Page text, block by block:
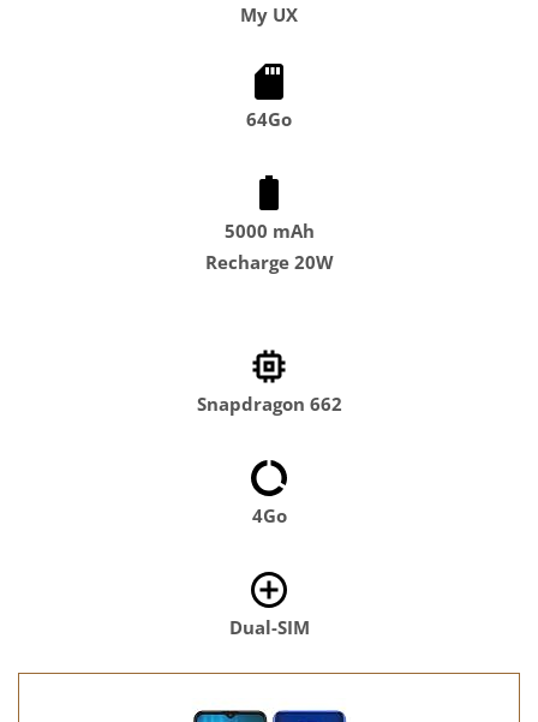
My UX
64Go
5000 mAh
Recharge 20W
Snapdragon 662
4Go
Dual-SIM